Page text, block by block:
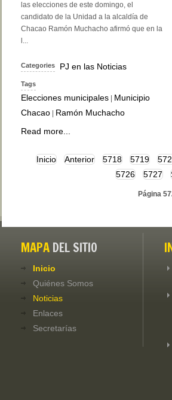
las elecciones de este domingo, el
candidato de la Unidad a la alcaldía de
Chacao Ramón Muchacho afirmó que en la
l...
Categories PJ en las Noticias
Tags
Elecciones municipales
Municipio
Chacao
Ramón Muchacho
Read more...
Inicio Anterior 5718 5719
5726
5727
Página
MAPA DEL SITIO
Inicio
Quiénes Somos
Noticias
Enlaces
Secretarías